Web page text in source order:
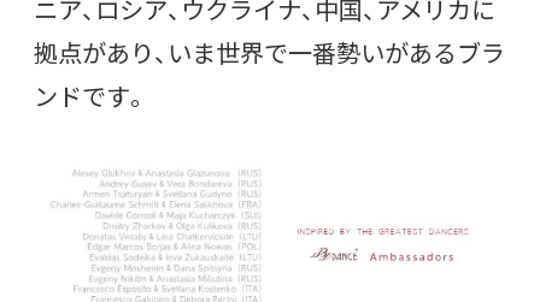
ニア、ロシア、ウクライナ、中国、アメリカに
拠点があり、いま世界で一番勢いがあるブラ
ンドです。